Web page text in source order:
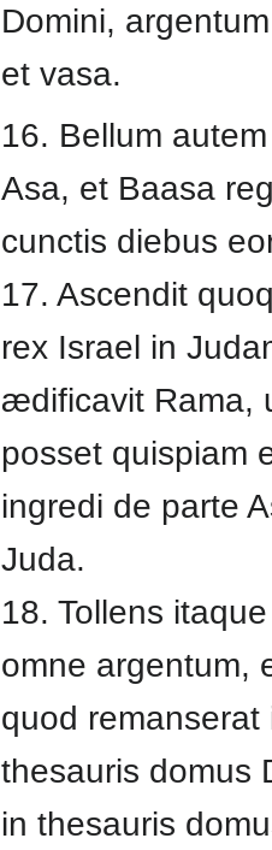
Domini,
et vasa.
16. Bellum
Asa, et Baasa
cunctis diebus
17. Ascendit
rex Israel in
ædificavit Rama,
posset quispiam
ingredi de parte
Juda.
18. Tollens
omne argentum,
quod remanserat
thesauris domus
in thesauris